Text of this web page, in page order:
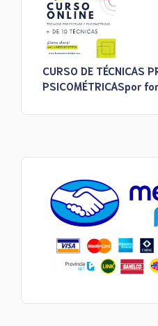
CURSO DE TÉCNICAS
PSICOMÉTRICASpor